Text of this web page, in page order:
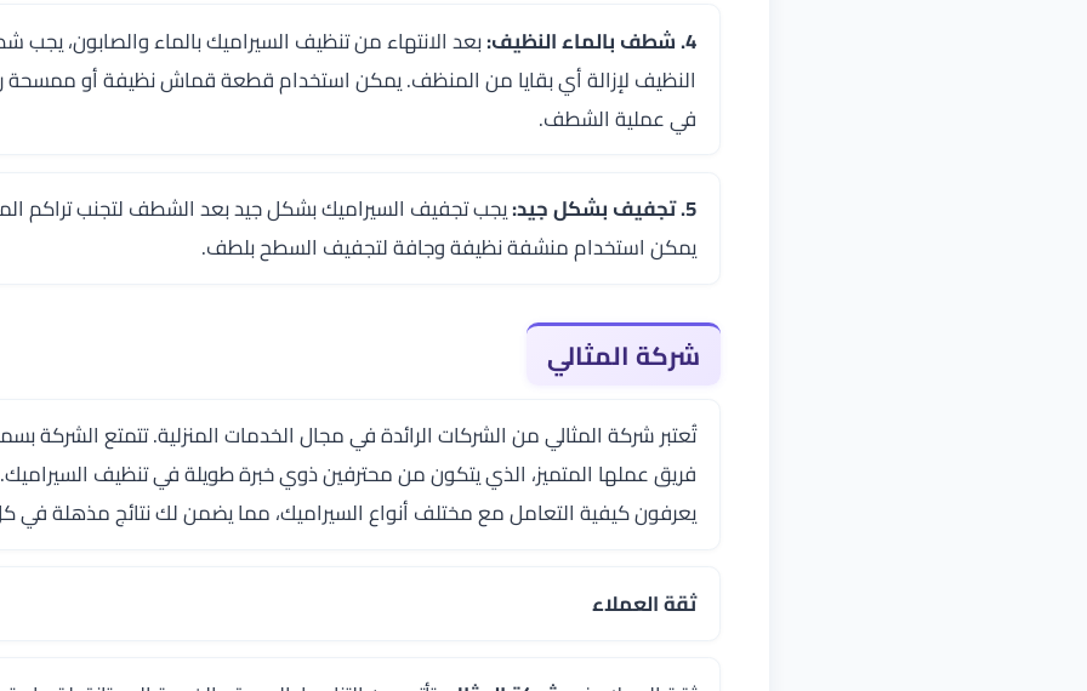
4. شطف بالماء النظيف:
بعد الانتهاء من تنظيف السيراميك بالماء والصابون، يجب
النظيف لإزالة أي بقايا من المنظف. يمكن استخدام قطعة قماش نظيفة أو ممسحة
في عملية الشطف.
5. تجفيف بشكل جيد:
يجب تجفيف السيراميك بشكل جيد بعد الشطف لتجنب تراكم
يمكن استخدام منشفة نظيفة وجافة لتجفيف السطح بلطف.
شركة المثالي
تُعتبر شركة المثالي من الشركات الرائدة في مجال الخدمات المنزلية. تتمتع الشركة
فريق عملها المتميز، الذي يتكون من محترفين ذوي خبرة طويلة في تنظيف السيراميك.
يعرفون كيفية التعامل مع مختلف أنواع السيراميك، مما يضمن لك نتائج مذهلة في
ثقة العملاء